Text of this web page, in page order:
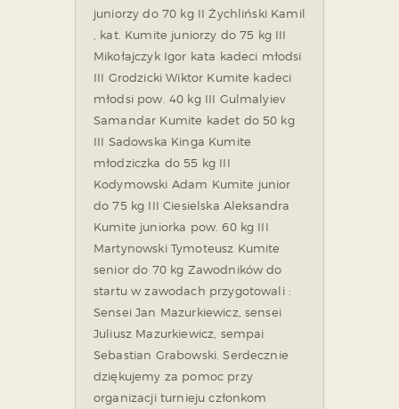
juniorzy do 70 kgII Żychliński Kamil
, kat. Kumite juniorzy do 75 kgIII
Mikołajczyk Igor kata kadeci młodsi
III Grodzicki Wiktor Kumite kadeci
młodsi pow. 40 kgIII Gulmalyiev
Samandar Kumite kadet do 50 kg
III Sadowska Kinga Kumite
młodziczka do 55 kg III
Kodymowski Adam Kumite junior
do 75 kg III Ciesielska Aleksandra
Kumite juniorka pow. 60 kg III
Martynowski Tymoteusz Kumite
senior do 70 kg Zawodników do
startu w zawodach przygotowali :
Sensei Jan Mazurkiewicz, sensei
Juliusz Mazurkiewicz, sempai
Sebastian Grabowski. Serdecznie
dziękujemy za pomoc przy
organizacji turnieju członkom